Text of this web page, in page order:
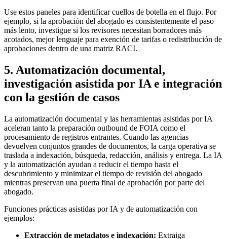
Use estos paneles para identificar cuellos de botella en el flujo. Por
ejemplo, si la aprobación del abogado es consistentemente el paso
más lento, investigue si los revisores necesitan borradores más
acotados, mejor lenguaje para exención de tarifas o redistribución de
aprobaciones dentro de una matriz RACI.
5. Automatización documental,
investigación asistida por IA e integración
con la gestión de casos
La automatización documental y las herramientas asistidas por IA
aceleran tanto la preparación outbound de FOIA como el
procesamiento de registros entrantes. Cuando las agencias
devuelven conjuntos grandes de documentos, la carga operativa se
traslada a indexación, búsqueda, redacción, análisis y entrega. La IA
y la automatización ayudan a reducir el tiempo hasta el
descubrimiento y minimizar el tiempo de revisión del abogado
mientras preservan una puerta final de aprobación por parte del
abogado.
Funciones prácticas asistidas por IA y de automatización con
ejemplos:
Extracción de metadatos e indexación: Extraiga